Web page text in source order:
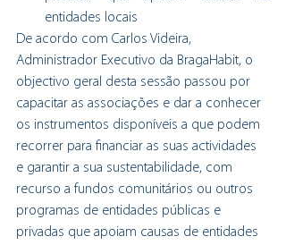
entidades locais
De acordo com Carlos Videira,
Administrador Executivo da BragaHabit, o
objectivo geral desta sessão passou por
capacitar as associações e dar a conhecer
os instrumentos disponíveis a que podem
recorrer para financiar as suas actividades
e garantir a sua sustentabilidade, com
recurso a fundos comunitários ou outros
programas de entidades públicas e
privadas que apoiam causas de entidades